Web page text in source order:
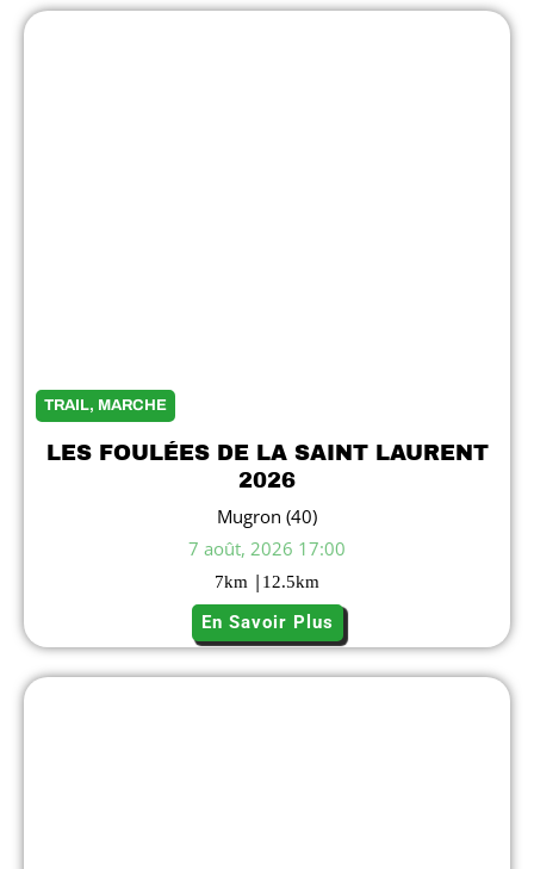
TRAIL, MARCHE
LES FOULÉES DE LA SAINT LAURENT
2026
Mugron (40)
7 août, 2026 17:00
7km | 12.5km
En Savoir Plus
Showing